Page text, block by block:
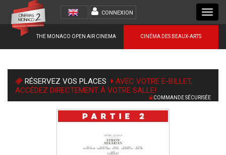
CINÉMA DES BEAUX-ARTS
THE MONACO OPEN AIR CINEMA
CONNEXION
RÉSERVEZ VOS PLACES
AVEC VOTRE E-BILLET,
ACCÉDEZ DIRECTEMENT À VOTRE SALLE!
COMMANDE SÉCURISÉE